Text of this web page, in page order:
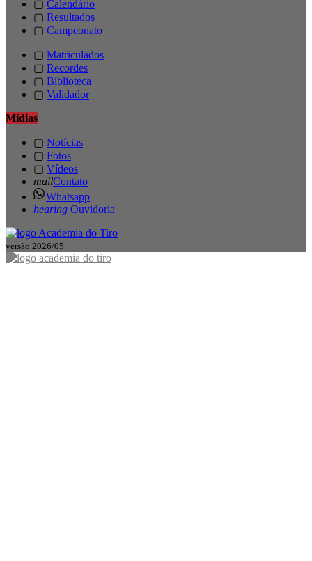
▢ Calendário
▢ Resultados
▢ Campeonato
▢ Matriculados
▢ Recordes
▢ Biblioteca
▢ Validador
Mídias
▢ Notícias
▢ Fotos
▢ Vídeos
mailContato
Whatsapp
hearing Ouvidoria
versão 2026/05